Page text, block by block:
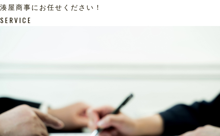
湊屋商事にお任せください！
SERVICE